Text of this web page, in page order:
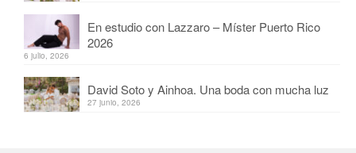
En estudio con Lazzaro – Míster Puerto Rico
2026
6 julio, 2026
David Soto y Ainhoa. Una boda con mucha luz
27 junio, 2026